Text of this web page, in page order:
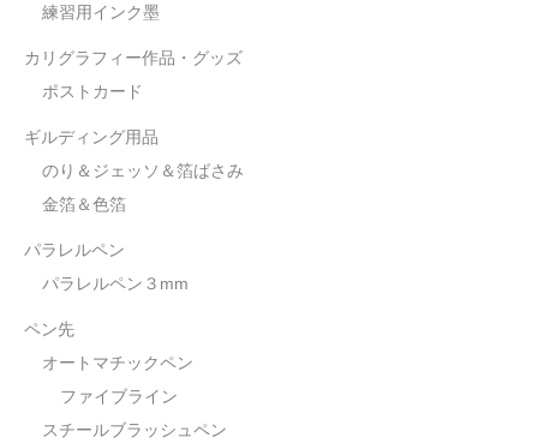
練習用インク墨
カリグラフィー作品・グッズ
ポストカード
ギルディング用品
のり＆ジェッソ＆箔ばさみ
金箔＆色箔
パラレルペン
パラレルペン３mm
ペン先
オートマチックペン
ファイブライン
スチールブラッシュペン